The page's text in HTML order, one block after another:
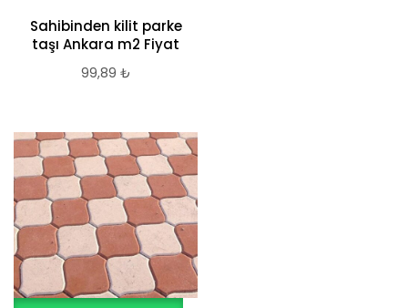
Sahibinden kilit parke
taşı Ankara m2 Fiyat
99,89 ₺